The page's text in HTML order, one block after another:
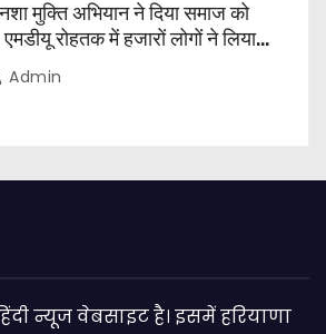
मुक्ति अभियान ने दिया समाज को
रोहतक में हजारों लोगों ने लिया
Admin
न्यूज वेबसाइट है। इसमें हरियाणा